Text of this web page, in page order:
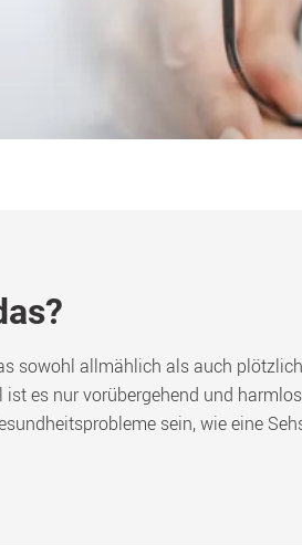
sowohl allmählich als auch
es nur vorübergehend und
sein, wie eine